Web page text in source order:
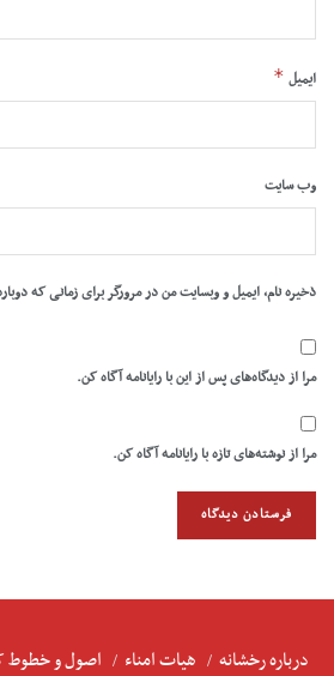
ایمیل *
وب‌ سایت
ذخیره نام، ایمیل و وبسایت من در مرورگر برای زمانی که
مرا از دیدگاه‌های پس از این با رایانامه آگاه کن.
مرا از نوشته‌های تازه با رایانامه آگاه کن.
درباره رخشانه هیات امناء اصول و خطوط